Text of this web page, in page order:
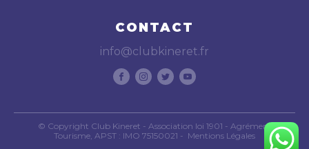
CONTACT
info@clubkineret.fr
© Copyright Club Kineret - Association loi 1901 - Agrément
Tourisme, APST : IMO 75150021 - Mentions Légales